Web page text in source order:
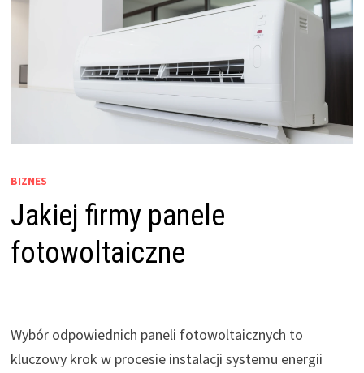
BIZNES
Jakiej firmy panele
fotowoltaiczne
Wybór odpowiednich paneli fotowoltaicznych to
kluczowy krok w procesie instalacji systemu energii